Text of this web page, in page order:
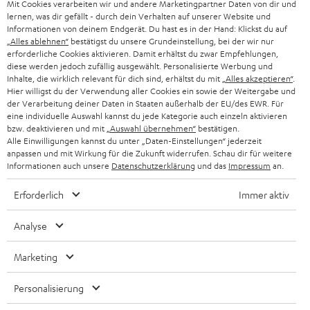
SMART HOME
BLUETOOTH-LAUTSPRECHER
KOPFHÖRER
BLUETOOTH-KOPFHÖRER
STEREOANLAGEN
LAUTSPRECHER
ULTIMA-SERIE
IN-EAR-KOPFHÖRER
FANSHOP
NEUHEITEN
GESCHÄFTSKUNDEN
PARTNERPROGRAMM
BLOG
NEWSLETTER
STORES
DEINE VORTEILE BEI TEUFEL
UNSER MANAGEMENT
NACHHALTIGKEIT
UNSERE WERTE
ÖSTERREICH
SCHWEIZ
NIEDERLANDE
BELGIEN
FRANKREICH
POLEN
SPANIEN
ITALIEN
Technische Änderungen, Tippfehler und Irrtum vorbehalten. Das auf unseren
Fotos abgebildete Zubehör ist nicht im Lieferumfang enthalten. Etwaige
Mit Cookies verarbeiten wir und andere Marketingpartner Daten von dir und
lernen, was dir gefällt - durch dein Verhalten auf unserer Website und
Informationen von deinem Endgerät. Du hast es in der Hand: Klickst du auf
„Alles ablehnen“ bestätigst du unsere Grundeinstellung, bei der wir nur
erforderliche Cookies aktivieren. Damit erhältst du zwar Empfehlungen,
diese werden jedoch zufällig ausgewählt. Personalisierte Werbung und
Inhalte, die wirklich relevant für dich sind, erhältst du mit „Alles akzeptieren“.
Hier willigst du der Verwendung aller Cookies ein sowie der Weitergabe und
der Verarbeitung deiner Daten in Staaten außerhalb der EU/des EWR. Für
eine individuelle Auswahl kannst du jede Kategorie auch einzeln aktivieren
bzw. deaktivieren und mit „Auswahl übernehmen“ bestätigen.
Alle Einwilligungen kannst du unter „Daten-Einstellungen“ jederzeit
anpassen und mit Wirkung für die Zukunft widerrufen. Schau dir für weitere
Informationen auch unsere Datenschutzerklärung und das Impressum an.
Erforderlich Immer aktiv
Analyse
Marketing
Personalisierung